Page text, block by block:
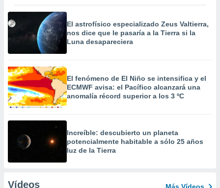
El astrofísico especializado Zeus Valtierra,
nos dice que le pasaría a la Tierra si la
Luna desapareciera
El fenómeno de El Niño se intensifica y el
ECMWF avisa: el Pacífico alcanzará una
anomalía récord superior a los 3 ºC
Increíble: descubierto un planeta
potencialmente habitable a sólo 25 años
luz de la Tierra
Vídeos